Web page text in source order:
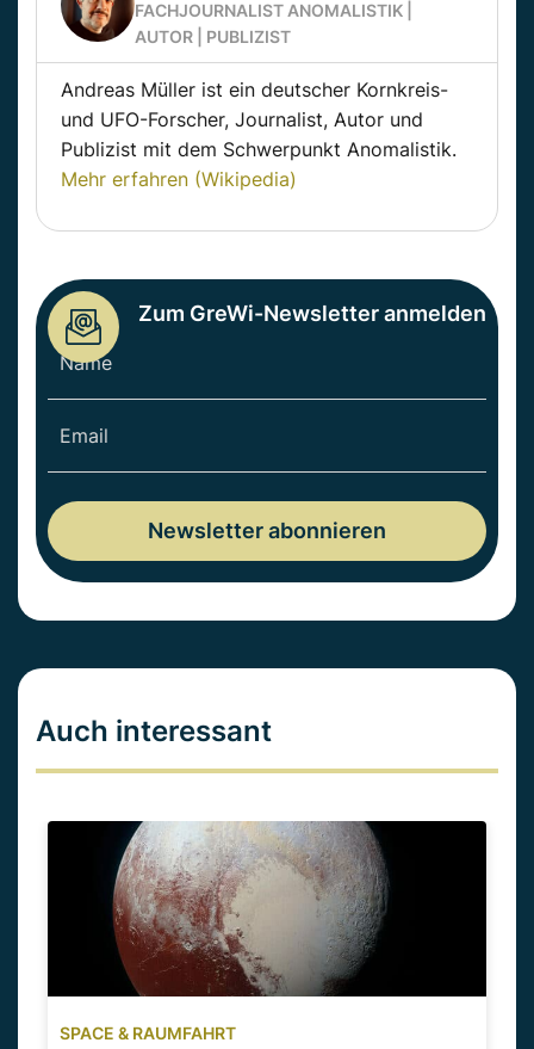
FACHJOURNALIST ANOMALISTIK |
AUTOR | PUBLIZIST
Andreas Müller ist ein deutscher Kornkreis-
und UFO-Forscher, Journalist, Autor und
Publizist mit dem Schwerpunkt Anomalistik.
Mehr erfahren (Wikipedia)
Zum GreWi-Newsletter anmelden
Auch interessant
SPACE & RAUMFAHRT